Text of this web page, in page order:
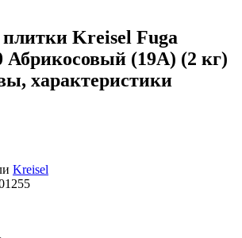
плитки Kreisel Fuga
Абрикосовый (19А) (2 кг)
характеристики
Kreisel